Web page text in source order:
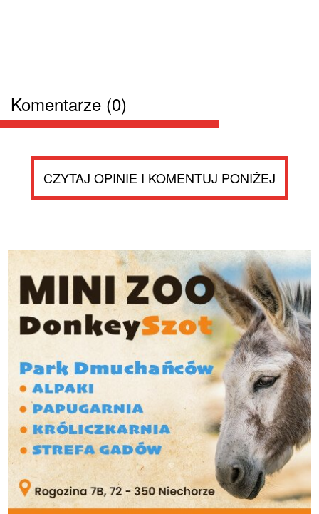
Komentarze (0)
CZYTAJ OPINIE I KOMENTUJ PONIŻEJ